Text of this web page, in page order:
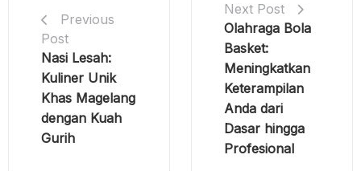
Previous
Post
Nasi Lesah:
Kuliner Unik
Khas Magelang
dengan Kuah
Gurih
Next Post
Olahraga Bola
Basket:
Meningkatkan
Keterampilan
Anda dari
Dasar hingga
Profesional